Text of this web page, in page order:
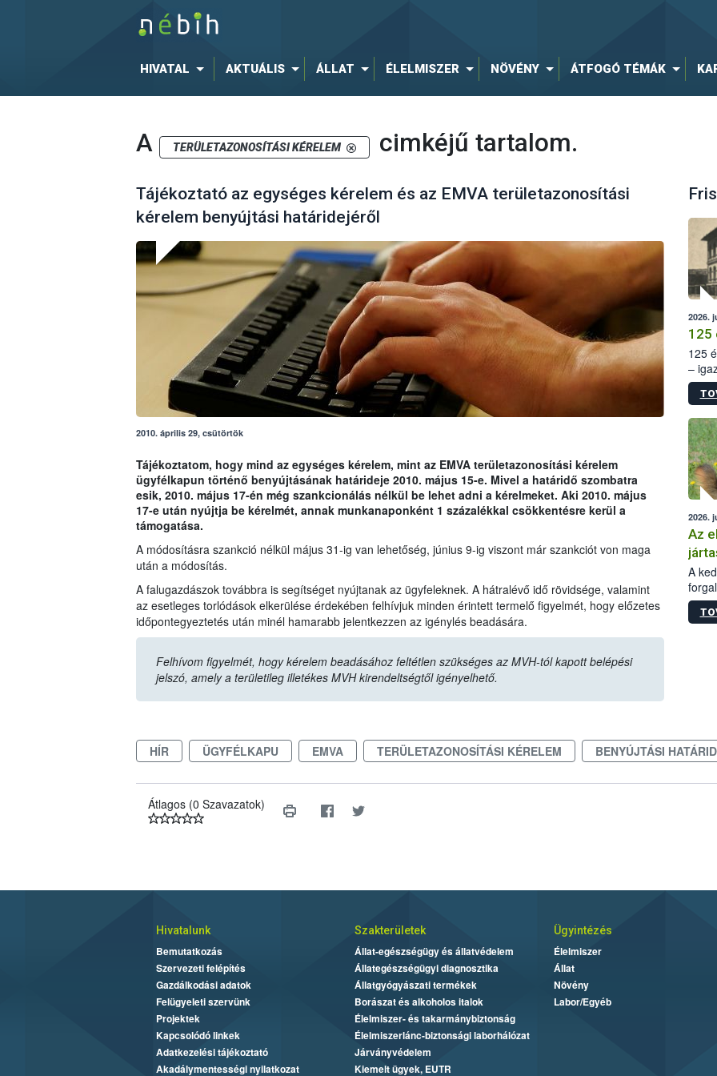
HIVATAL AKTUÁLIS ÁLLAT ÉLELMISZER NÖVÉNY ÁTFOGÓ TÉMÁK
A TERÜLETAZONOSÍTÁSI KÉRELEM cimkéjű tartalom.
Tájékoztató az egységes kérelem és az EMVA területazonosítási
kérelem benyújtási határidejéről
2010. április 29, csütörtök
Tájékoztatom, hogy mind az egységes kérelem, mint az EMVA területazonosítási kérelem
ügyfélkapun történő benyújtásának határideje 2010. május 15-e. Mivel a határidő szombatra
esik, 2010. május 17-én még szankcionálás nélkül be lehet adni a kérelmeket. Aki 2010. május
17-e után nyújtja be kérelmét, annak munkanaponként 1 százalékkal csökkentésre kerül a
támogatása.
A módosításra szankció nélkül május 31-ig van lehetőség, június 9-ig viszont már szankciót von maga
után a módosítás.
A falugazdászok továbbra is segítséget nyújtanak az ügyfeleknek. A hátralévő idő rövidsége, valamint
az esetleges torlódások elkerülése érdekében felhívjuk minden érintett termelő figyelmét, hogy előzetes
időpontegyeztetés után minél hamarabb jelentkezzen az igénylés beadására.
Felhívom figyelmét, hogy kérelem beadásához feltétlen szükséges az MVH-tól kapott belépési
jelszó, amely a területileg illetékes MVH kirendeltségtől igényelhető.
2026.
125
125
–
15.
2026.
Az
A
HÍR ÜGYFÉLKAPU EMVA TERÜLETAZONOSÍTÁSI KÉRELEM BENYÚJTÁSI
Átlagos (0 Szavazatok)
Hivatalunk
Bemutatkozás
Szervezeti felépítés
Gazdálkodási adatok
Felügyeleti szervünk
Projektek
Kapcsolódó linkek
Adatkezelési tájékoztató
Akadálymentességi nyilatkozat
Szakterületek
Állat-egészségügy és állatvédelem
Állategészségügyi diagnosztika
Állatgyógyászati termékek
Borászat és alkoholos italok
Élelmiszer- és takarmánybiztonság
Élelmiszerlánc-biztonsági laborhálózat
Járványvédelem
Kiemelt ügyek, EUTR
Ügyintézés
Élelmiszer
Állat
Növény
Labor/Egyéb